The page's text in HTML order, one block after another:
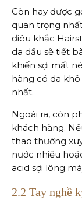
Còn hay được
quan trọng
điêu khắc
da dầu sẽ tiết
khiến sợi mất
hàng có da
nhất.
Ngoài ra, còn
khách hàng.
thao thường
nước nhiều
acid sợi lông
2.2 Tay nghề